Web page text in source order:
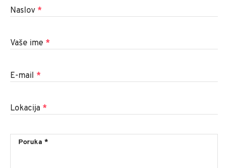
Naslov *
Vaše ime *
E-mail *
Lokacija *